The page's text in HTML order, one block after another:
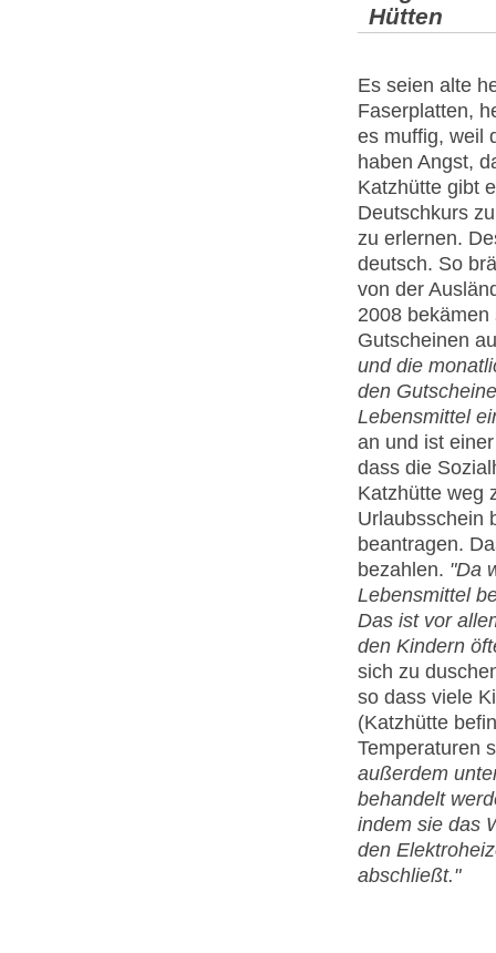
Hütten
Es seien alte
Faserplatten,
es muffig, weil
haben Angst,
Katzhütte gibt
Deutschkurs
zu erlernen.
deutsch. So
von der
2008
Gutscheinen
und die
den
Lebensmittel
an und ist
dass die
Katzhütte weg
Urlaubsschein
beantragen.
bezahlen. "Da
Lebensmittel
Das ist vor
den Kindern
sich zu
so dass viele
(Katzhütte
Temperaturen
außerdem
behandelt
indem sie das
den
abschließt."